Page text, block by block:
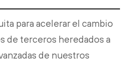
para acelerar el cambio
de terceros heredados a
de nuestros